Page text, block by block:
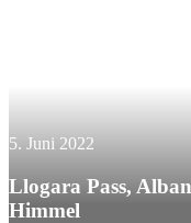
5. Juni 2022
Llogara Pass,
Himmel